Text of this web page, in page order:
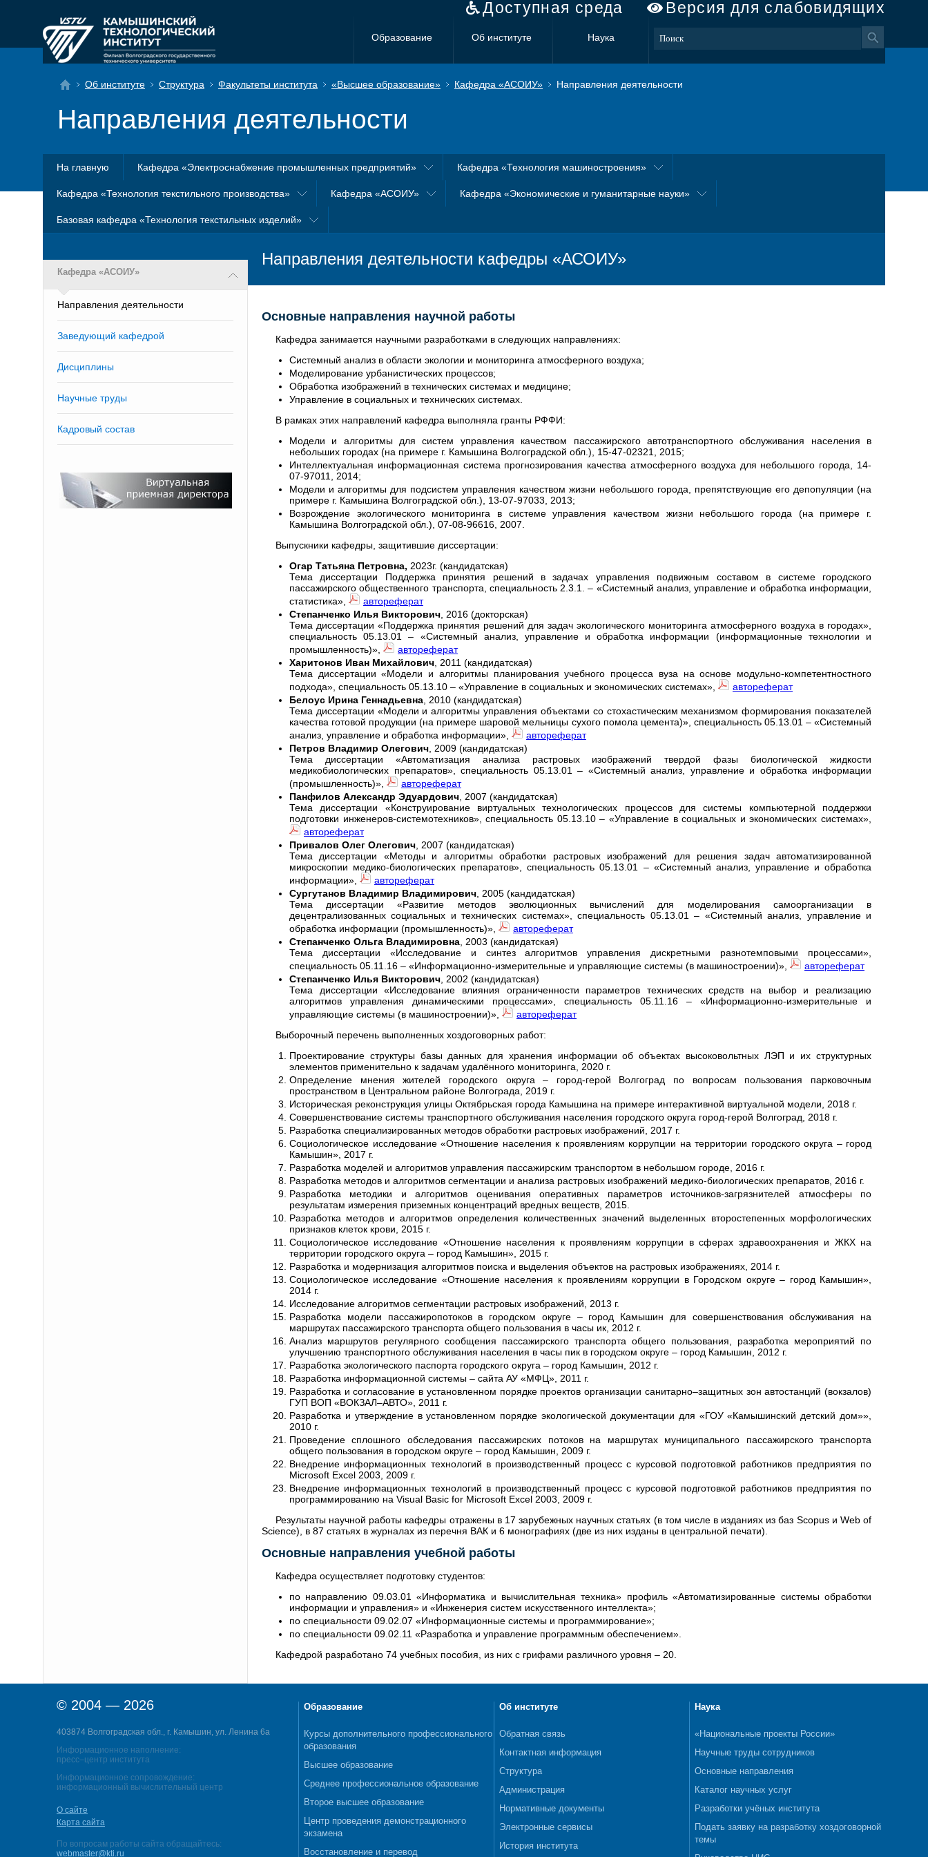
Доступная среда Версия для слабовидящих
Образование Об институте Наука
Об институте Структура Факультеты института «Высшее образование» Кафедра «АСОИУ» Направления деятельности
Направления деятельности
На главную Кафедра «Электроснабжение промышленных предприятий» Кафедра «Технология машиностроения»
Кафедра «Технология текстильного производства» Кафедра «АСОИУ» Кафедра «Экономические и гуманитарные науки»
Базовая кафедра «Технология текстильных изделий»
Кафедра «АСОИУ»
Направления деятельности
Заведующий кафедрой
Дисциплины
Научные труды
Кадровый состав
Направления деятельности кафедры «АСОИУ»
Основные направления научной работы
Кафедра занимается научными разработками в следующих направлениях:
Системный анализ в области экологии и мониторинга атмосферного воздуха;
Моделирование урбанистических процессов;
Обработка изображений в технических системах и медицине;
Управление в социальных и технических системах.
В рамках этих направлений кафедра выполняла гранты РФФИ:
Модели и алгоритмы для систем управления качеством пассажирского автотранспортного обслуживания населения в
небольших городах (на примере г. Камышина Волгоградской обл.), 15-47-02321, 2015;
Интеллектуальная информационная система прогнозирования качества атмосферного воздуха для небольшого города, 14-
07-97011, 2014;
Модели и алгоритмы для подсистем управления качеством жизни небольшого города, препятствующие его депопуляции (на
примере г. Камышина Волгоградской обл.), 13-07-97033, 2013;
Возрождение экологического мониторинга в системе управления качеством жизни небольшого города (на примере г.
Камышина Волгоградской обл.), 07-08-96616, 2007.
Выпускники кафедры, защитившие диссертации:
Огар Татьяна Петровна, 2023г. (кандидатская)
Тема диссертации Поддержка принятия решений в задачах управления подвижным составом в системе городского
пассажирского общественного транспорта, специальность 2.3.1. ­– «Системный анализ, управление и обработка информации,
статистика»,
автореферат
Степанченко Илья Викторович , 2016 (докторская)
Тема диссертации «Поддержка принятия решений для задач экологического мониторинга атмосферного воздуха в городах»,
специальность 05.13.01 – «Системный анализ, управление и обработка информации (информационные технологии и
промышленность)»,
автореферат
Харитонов Иван Михайлович , 2011 (кандидатская)
Тема диссертации «Модели и алгоритмы планирования учебного процесса вуза на основе модульно-компетентностного
подхода», специальность 05.13.10 – «Управление в социальных и экономических системах»,
автореферат
Белоус Ирина Геннадьевна , 2010 (кандидатская)
Тема диссертации «Модели и алгоритмы управления объектами со стохастическим механизмом формирования показателей
качества готовой продукции (на примере шаровой мельницы сухого помола цемента)», специальность 05.13.01 – «Системный
анализ, управление и обработка информации»,
автореферат
Петров Владимир Олегович , 2009 (кандидатская)
Тема диссертации «Автоматизация анализа растровых изображений твердой фазы биологической жидкости
медикобиологических препаратов», специальность 05.13.01 – «Системный анализ, управление и обработка информации
(промышленность)»,
автореферат
Панфилов Александр Эдуардович , 2007 (кандидатская)
Тема диссертации «Конструирование виртуальных технологических процессов для системы компьютерной поддержки
подготовки инженеров-системотехников», специальность 05.13.10 – «Управление в социальных и экономических системах»,
автореферат
Привалов Олег Олегович , 2007 (кандидатская)
Тема диссертации «Методы и алгоритмы обработки растровых изображений для решения задач автоматизированной
микроскопии медико-биологических препаратов», специальность 05.13.01 – «Системный анализ, управление и обработка
информации»,
автореферат
Сургутанов Владимир Владимирович , 2005 (кандидатская)
Тема диссертации «Развитие методов эволюционных вычислений для моделирования самоорганизации в
децентрализованных социальных и технических системах», специальность 05.13.01 – «Системный анализ, управление и
обработка информации (промышленность)»,
автореферат
Степанченко Ольга Владимировна , 2003 (кандидатская)
Тема диссертации «Исследование и синтез алгоритмов управления дискретными разнотемповыми процессами»,
специальность 05.11.16 – «Информационно-измерительные и управляющие системы (в машиностроении)»,
автореферат
Степанченко Илья Викторович , 2002 (кандидатская)
Тема диссертации «Исследование влияния ограниченности параметров технических средств на выбор и реализацию
алгоритмов управления динамическими процессами», специальность 05.11.16 – «Информационно-измерительные и
управляющие системы (в машиностроении)»,
автореферат
Выборочный перечень выполненных хоздоговорных работ:
Проектирование структуры базы данных для хранения информации об объектах высоковольтных ЛЭП и их структурных
элементов применительно к задачам удалённого мониторинга, 2020 г.
Определение мнения жителей городского округа – город-герой Волгоград по вопросам пользования парковочным
пространством в Центральном районе Волгограда, 2019 г.
Историческая реконструкция улицы Октябрьская города Камышина на примере интерактивной виртуальной модели, 2018 г.
Совершенствование системы транспортного обслуживания населения городского округа город-герой Волгоград, 2018 г.
Разработка специализированных методов обработки растровых изображений, 2017 г.
Социологическое исследование «Отношение населения к проявлениям коррупции на территории городского округа – город
Камышин», 2017 г.
Разработка моделей и алгоритмов управления пассажирским транспортом в небольшом городе, 2016 г.
Разработка методов и алгоритмов сегментации и анализа растровых изображений медико-биологических препаратов, 2016 г.
Разработка методики и алгоритмов оценивания оперативных параметров источников-загрязнителей атмосферы по
результатам измерения приземных концентраций вредных веществ, 2015.
Разработка методов и алгоритмов определения количественных значений выделенных второстепенных морфологических
признаков клеток крови, 2015 г.
Социологическое исследование «Отношение населения к проявлениям коррупции в сферах здравоохранения и ЖКХ на
территории городского округа – город Камышин», 2015 г.
Разработка и модернизация алгоритмов поиска и выделения объектов на растровых изображениях, 2014 г.
Социологическое исследование «Отношение населения к проявлениям коррупции в Городском округе – город Камышин»,
2014 г.
Исследование алгоритмов сегментации растровых изображений, 2013 г.
Разработка модели пассажиропотоков в городском округе – город Камышин для совершенствования обслуживания на
маршрутах пассажирского транспорта общего пользования в часы ик, 2012 г.
Анализ маршрутов регулярного сообщения пассажирского транспорта общего пользования, разработка мероприятий по
улучшению транспортного обслуживания населения в часы пик в городском округе – город Камышин, 2012 г.
Разработка экологического паспорта городского округа – город Камышин, 2012 г.
Разработка информационной системы – сайта АУ «МФЦ», 2011 г.
Разработка и согласование в установленном порядке проектов организации санитарно–защитных зон автостанций (вокзалов)
ГУП ВОП «ВОКЗАЛ–АВТО», 2011 г.
Разработка и утверждение в установленном порядке экологической документации для «ГОУ «Камышинский детский дом»»,
2010 г.
Проведение сплошного обследования пассажирских потоков на маршрутах муниципального пассажирского транспорта
общего пользования в городском округе – город Камышин, 2009 г.
Внедрение информационных технологий в производственный процесс с курсовой подготовкой работников предприятия по
Microsoft Excel 2003, 2009 г.
Внедрение информационных технологий в производственный процесс с курсовой подготовкой работников предприятия по
программированию на Visual Basic for Microsoft Excel 2003, 2009 г.
Результаты научной работы кафедры отражены в 17 зарубежных научных статьях (в том числе в изданиях из баз Scopus и Web of
Science), в 87 статьях в журналах из перечня ВАК и 6 монографиях (две из них изданы в центральной печати).
Основные направления учебной работы
Кафедра осуществляет подготовку студентов:
по направлению 09.03.01 «Информатика и вычислительная техника» профиль «Автоматизированные системы обработки
информации и управления» и «Инженерия систем искусственного интеллекта»;
по специальности 09.02.07 «Информационные системы и программирование»;
по специальности 09.02.11 «Разработка и управление программным обеспечением».
Кафедрой разработано 74 учебных пособия, из них с грифами различного уровня – 20.
© 2004 — 2026
403874 Волгоградская обл., г. Камышин, ул. Ленина 6а
Информационное наполнение:
пресс–центр института
Информационное сопровождение:
информационный вычислительный центр
О сайте
Карта сайта
По вопросам работы сайта обращайтесь:
webmaster@kti.ru
Образование
Курсы дополнительного профессионального
образования
Высшее образование
Среднее профессиональное образование
Второе высшее образование
Центр проведения демонстрационного
экзамена
Восстановление и перевод
Об институте
Обратная связь
Контактная информация
Структура
Администрация
Нормативные документы
Электронные сервисы
История института
Наука
«Национальные проекты России»
Научные труды сотрудников
Основные направления
Каталог научных услуг
Разработки учёных института
Подать заявку на разработку хоздоговорной
темы